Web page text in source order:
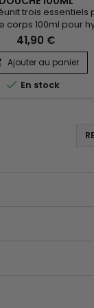
trois essentiels
corps 100ml pour
visage 75ml pour
teint, et un gel
nettoie en douceur
ces soins
41,90 €
Ajouter au panier
 En stock